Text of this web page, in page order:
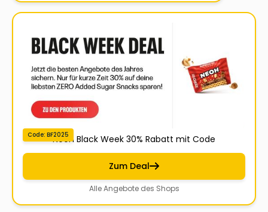
Code: BF2025Neoh Black Week 30% Rabatt mit Code
Zum Deal
Alle Angebote des Shops